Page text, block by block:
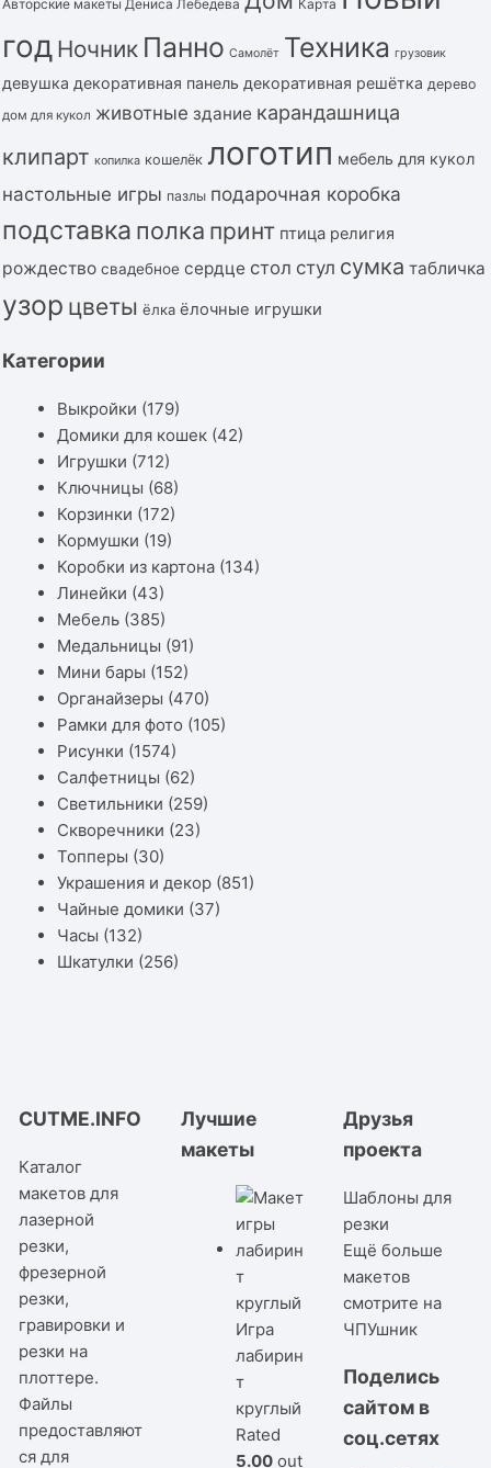
Авторские макеты Дениса Лебедева Карта
год Ночник Панно Самолёт Техника грузовик
девушка декоративная панель декоративная решётка дерево
дом для кукол животные здание карандашница
клипарт копилка кошелёк логотип мебель для кукол
настольные игры пазлы подарочная коробка
подставка полка принт птица религия
рождество свадебное сердце стол стул сумка табличка
узор цветы ёлка ёлочные игрушки
Категории
Выкройки (179)
Домики для кошек (42)
Игрушки (712)
Ключницы (68)
Корзинки (172)
Кормушки (19)
Коробки из картона (134)
Линейки (43)
Мебель (385)
Медальницы (91)
Мини бары (152)
Органайзеры (470)
Рамки для фото (105)
Рисунки (1574)
Салфетницы (62)
Светильники (259)
Скворечники (23)
Топперы (30)
Украшения и декор (851)
Чайные домики (37)
Часы (132)
Шкатулки (256)
CUTME.INFO
Каталог
макетов для
лазерной
резки,
фрезерной
резки,
гравировки и
резки на
плоттере.
Файлы
предоставляют
ся для
Лучшие
макеты
Игра
лабирин
т
круглый
Rated
5.00 out
Друзья
проекта
Шаблоны для
резки
Ещё больше
макетов
смотрите на
ЧПУшник
Поделись
сайтом в
соц.сетях